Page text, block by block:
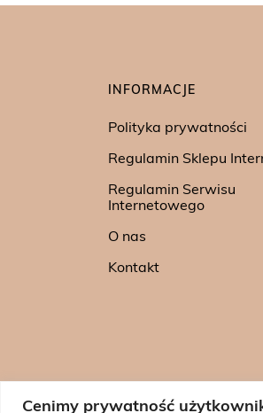
Cenimy prywatność
INFORMACJE
Polityka prywatności
Regulamin Sklepu
Regulamin Serwisu
Internetowego
O nas
Kontakt